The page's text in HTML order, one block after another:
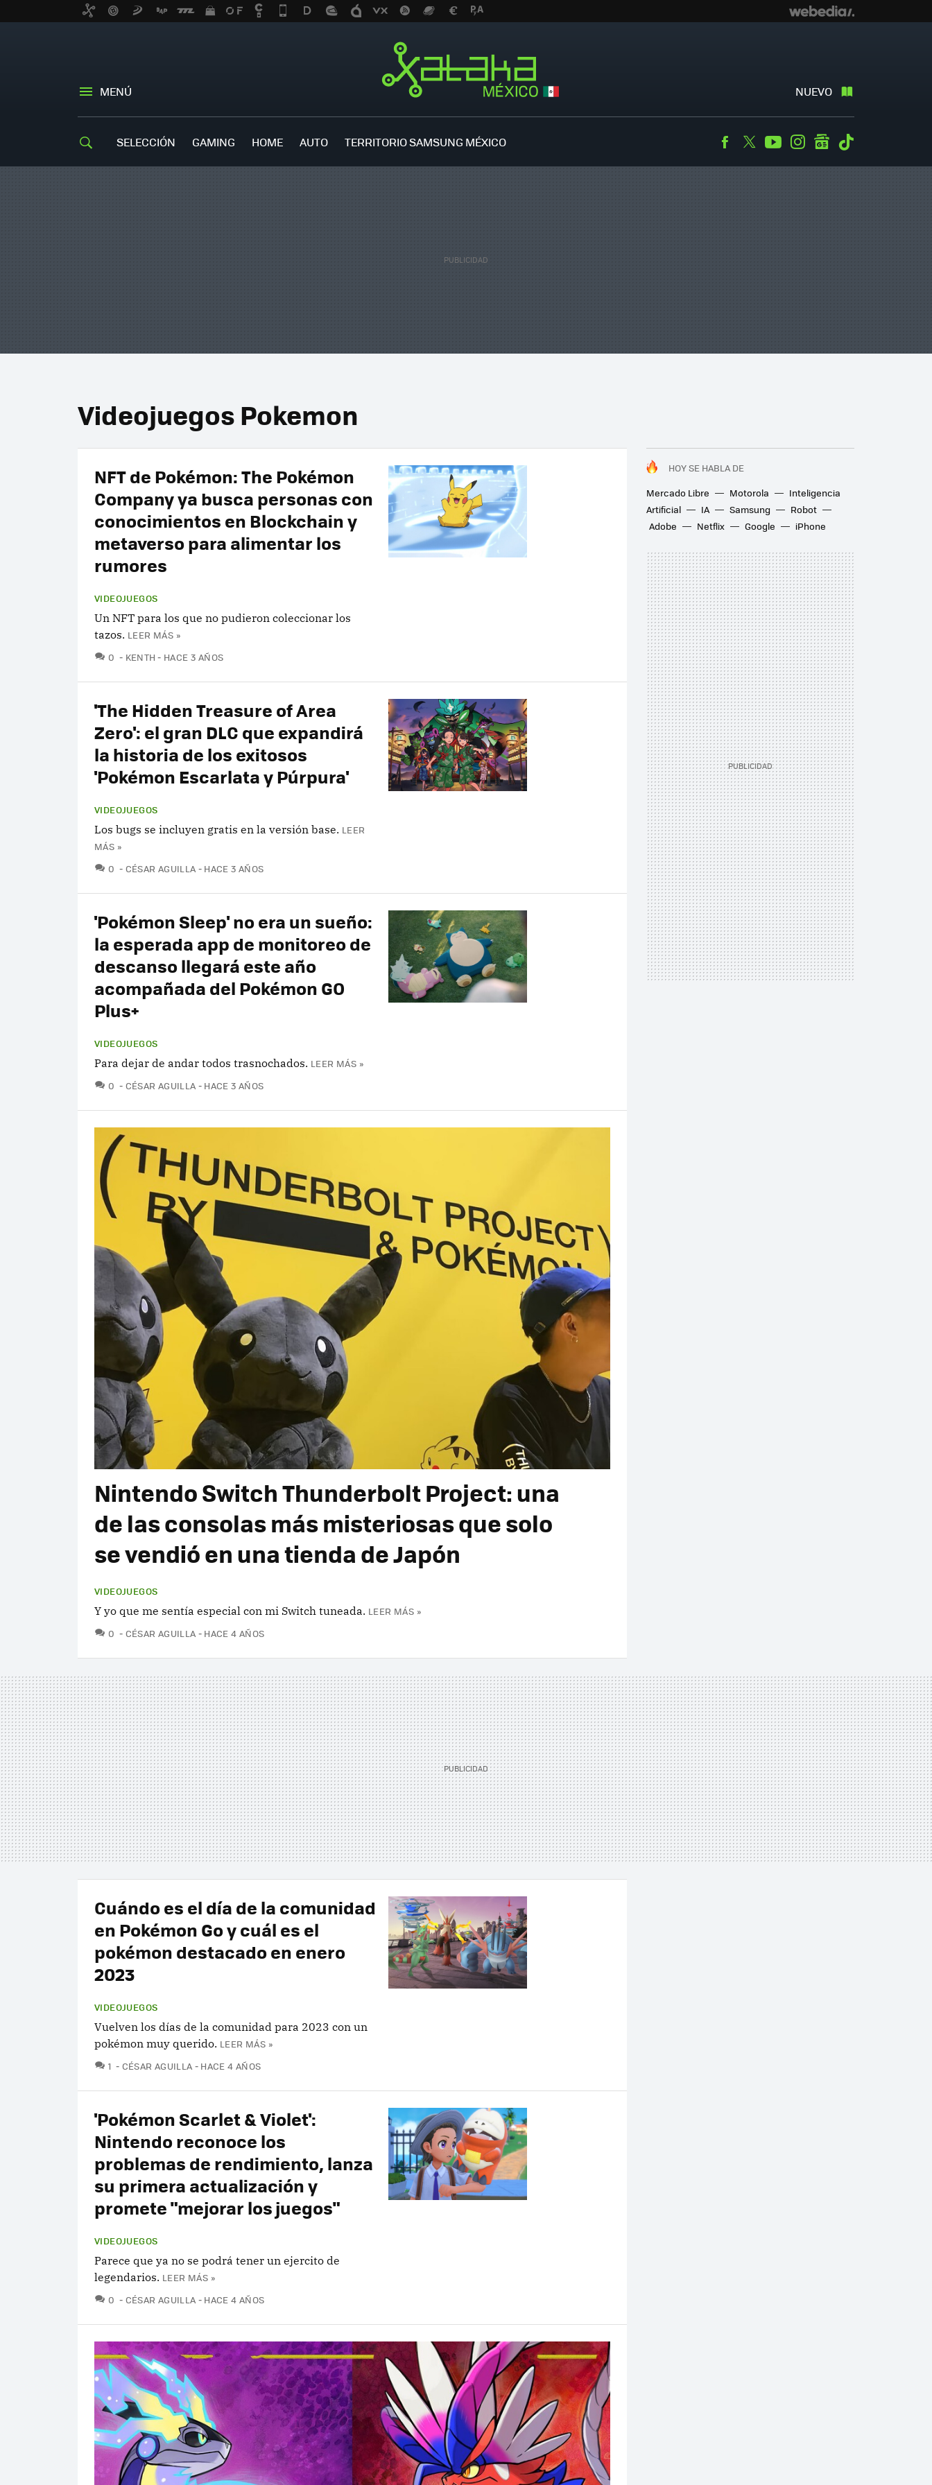
MENÚ NUEVO
SELECCIÓN GAMING HOME AUTO TERRITORIO SAMSUNG MÉXICO Facebook
TwitterYoutubeInstagramgooglenews
Videojuegos Pokemon
HOY SE HABLA DE
Mercado Libre
Motorola
Inteligencia
Artificial
IA Samsung
Robot
Adobe
Netflix Google iPhone
NFT de Pokémon: The Pokémon
Company ya busca personas con
conocimientos en Blockchain y
metaverso para alimentar los
rumores
VIDEOJUEGOS
Un NFT para los que no pudieron coleccionar los
tazos. LEER MÁS »
0 COMENTARIOS
KENTH HACE 3 AÑOS
'The Hidden Treasure of Area
Zero': el gran DLC que expandirá
la historia de los exitosos
'Pokémon Escarlata y Púrpura'
VIDEOJUEGOS
Los bugs se incluyen gratis en la versión base. LEER
MÁS »
0 COMENTARIOS
CÉSAR AGUILLA HACE 3 AÑOS
'Pokémon Sleep' no era un sueño:
la esperada app de monitoreo de
descanso llegará este año
acompañada del Pokémon GO
Plus+
VIDEOJUEGOS
Para dejar de andar todos trasnochados. LEER MÁS »
0 COMENTARIOS
CÉSAR AGUILLA HACE 3 AÑOS
Nintendo Switch Thunderbolt Project: una
de las consolas más misteriosas que solo
se vendió en una tienda de Japón
VIDEOJUEGOS
Y yo que me sentía especial con mi Switch tuneada. LEER MÁS »
0 COMENTARIOS
CÉSAR AGUILLA HACE 4 AÑOS
Cuándo es el día de la comunidad
en Pokémon Go y cuál es el
pokémon destacado en enero
2023
VIDEOJUEGOS
Vuelven los días de la comunidad para 2023 con un
pokémon muy querido. LEER MÁS »
1 COMENTARIOS
CÉSAR AGUILLA HACE 4 AÑOS
'Pokémon Scarlet & Violet':
Nintendo reconoce los
problemas de rendimiento, lanza
su primera actualización y
promete "mejorar los juegos"
VIDEOJUEGOS
Parece que ya no se podrá tener un ejercito de
legendarios. LEER MÁS »
0 COMENTARIOS
CÉSAR AGUILLA HACE 4 AÑOS